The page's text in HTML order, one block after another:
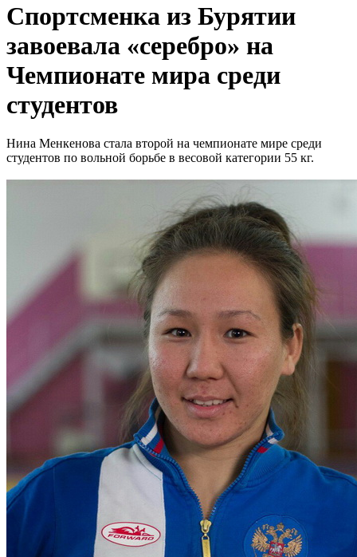
Спортсменка из Бурятии
завоевала «серебро» на
Чемпионате мира среди
студентов
Нина Менкенова стала второй на чемпионате мире среди
студентов по вольной борьбе в весовой категории 55 кг.